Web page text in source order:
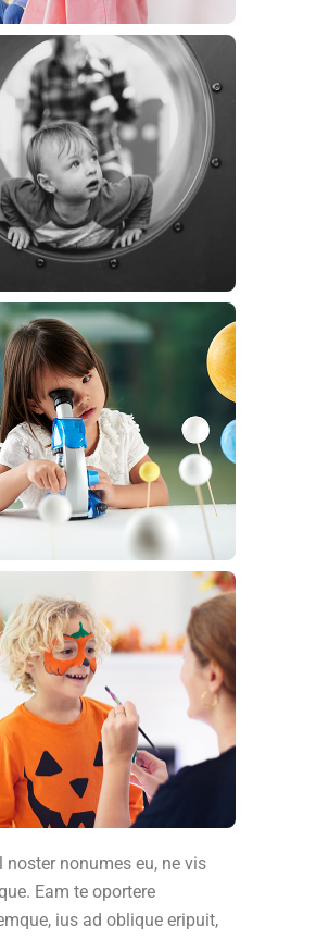
noster nonumes eu, ne vis
Eam te oportere
ius ad oblique eripuit,